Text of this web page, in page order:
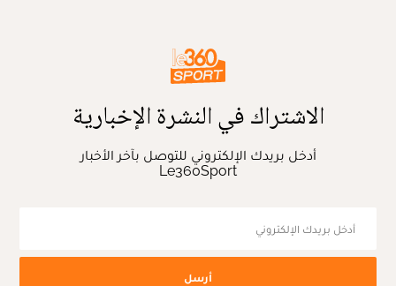
الاشتراك في النشرة الإخبارية
أدخل بريدك الإلكتروني للتوصل بآخر الأخبار
Le360Sport
أرسل